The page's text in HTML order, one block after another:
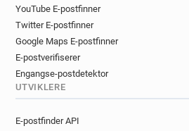
YouTube E-postfinner
Twitter E-postfinner
Google Maps E-postfinner
E-postverifiserer
Engangse-postdetektor
UTVIKLERE
E-postfinder API